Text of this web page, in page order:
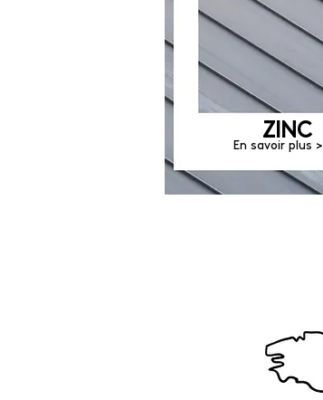
ZINC
En savoir plus >